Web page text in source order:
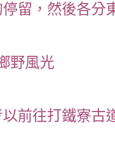
留，然後各分
風光
前往打鐵寮古